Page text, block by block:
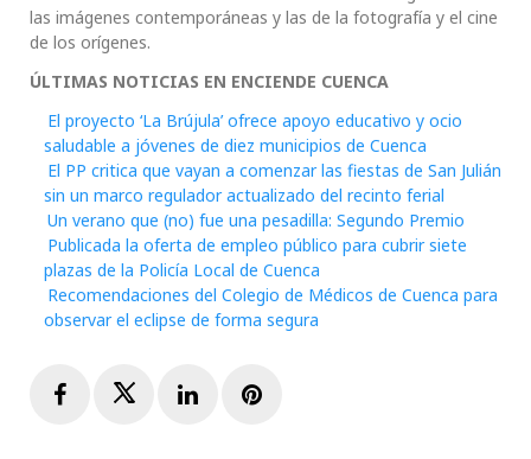
las imágenes contemporáneas y las de la fotografía y el cine
de los orígenes.
ÚLTIMAS NOTICIAS EN ENCIENDE CUENCA
El proyecto ‘La Brújula’ ofrece apoyo educativo y ocio
saludable a jóvenes de diez municipios de Cuenca
El PP critica que vayan a comenzar las fiestas de San Julián
sin un marco regulador actualizado del recinto ferial
Un verano que (no) fue una pesadilla: Segundo Premio
Publicada la oferta de empleo público para cubrir siete
plazas de la Policía Local de Cuenca
Recomendaciones del Colegio de Médicos de Cuenca para
observar el eclipse de forma segura
FacebookTwitterLinkedInPinterest